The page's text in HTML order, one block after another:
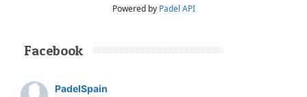
Powered by Padel API
Facebook
PadelSpain